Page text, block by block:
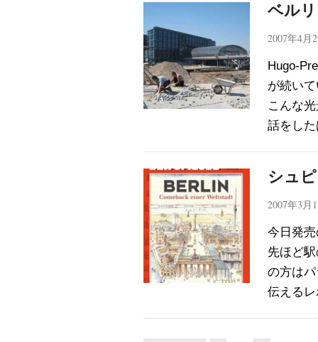
ベル
2007年4月
Hugo-
が続い
こんな
話をし
シュ
2007年3月
今日発売
先ほど
の方は
伝える